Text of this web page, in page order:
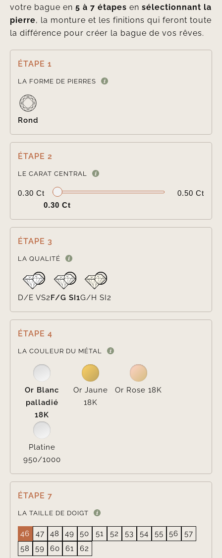
votre bague en 5 à 7 étapes en sélectionnant la
pierre, la monture et les finitions qui feront toute
la différence pour créer la bague de vos rêves.
ÉTAPE 1
LA FORME DE PIERRES
Rond
ÉTAPE 2
LE CARAT CENTRAL
0.30 Ct
0.50 Ct
0.30 Ct
ÉTAPE 3
LA QUALITÉ
D/E VS2 F/G SI1G/H SI2
ÉTAPE 4
LA COULEUR DU MÉTAL
Or Blanc
palladié
18K
Or Jaune
18K
Or Rose 18K
Platine
950/1000
ÉTAPE 7
LA TAILLE DE DOIGT
46 47 48 49 50 51 52 53 54 55 56
57
58
59 60 61 62